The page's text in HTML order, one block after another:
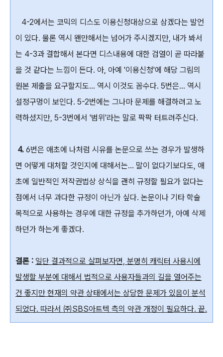
4-2에서는 코믹의 디스도 이용신청대상으로 삼겠다는 발언
이 있다. 물론 역시 왠만해서는 넘어가 주시겠지만, 내가 봐서
는 4-3과 결합해서 본다면 디스내용에 대한 검열이 곧 따라붙
을 것 같다는 느낌이 든다. 아, 아예 '이용신청'에 해당 그림의
원본 제출을 요구할지도... 역시 이것도 꼼수다. 5번은... 역시
설정구멍이 보인다. 5-2번에는 그나마 문제를 해결하려고 노
력하셨지만, 5-3번에서 '범위'라는 말로 팍팍 터트려주신다.
4. 6번은 애초에 나처럼 시유를 논문으로 쓰는 경우가 발생하
면 어떻게 대처할 것인지에 대해서는... 말이 없다기보다도, 애
초에 일반적인 저작권법상 상식을 괜히 규정할 필요가 없다는
점에서 너무 과다한 규정이 아닌가 싶다. 논문이나 기타 학술
목적으로 사용하는 경우에 대한 규정을 추가하던가, 아예 삭제
하던가 하는게 좋겠다.
결론 : 일단 결과적으로 살펴보자면, 분명히 캐릭터 사용시에
발생할 부분에 대해서 법적으로 사용자들과의 길을 열어주는
건 좋지만 현재의 약관 상태에서는 상당한 문제가 있음이 분석
되었다. 따라서 ㈜SBS아트텍 측의 약관 개정이 필요하다. 끝.